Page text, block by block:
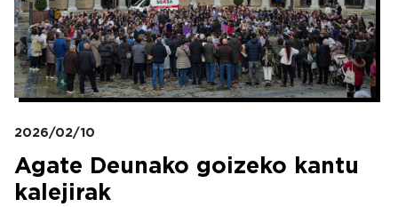
2026/02/10
Agate Deunako goizeko kantu
kalejirak